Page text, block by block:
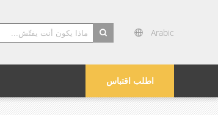
Arabic
اطلب اقتباس